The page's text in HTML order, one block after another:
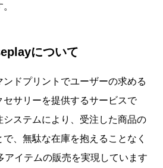
について
ドプリントでユーザーの求める
セサリーを提供するサービスで
ステムにより、受注した商品の
、無駄な在庫を抱えることなく
アイテムの販売を実現しています